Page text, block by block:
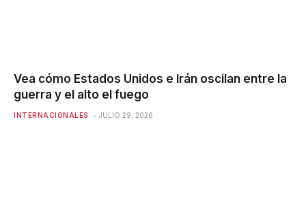
Vea cómo Estados Unidos e Irán oscilan entre la
guerra y el alto el fuego
INTERNACIONALES JULIO 29, 2026